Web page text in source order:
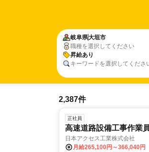
岐阜県大垣市
職種を選択してください
昇給あり
キーワードを選択してくださ
2,387件
正社員
高速道路設備工事作業
日本アクセス工業株式会社
月給265,100円～366,040円